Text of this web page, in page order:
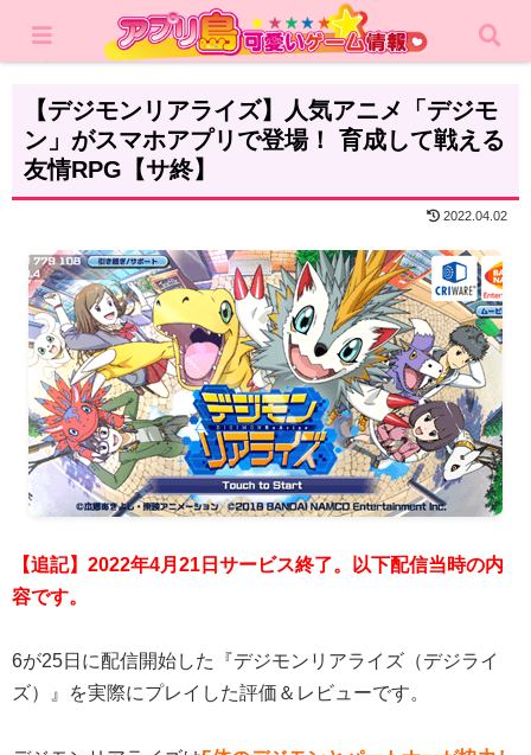
レビュー RPG
【デジモンリアライズ】人気アニメ「デジモ
ン」がスマホアプリで登場！ 育成して戦える
友情RPG【サ終】
2022.04.02
【追記】2022年4月21日サービス終了。以下配信当時の内
容です。
6が25日に配信開始した『デジモンリアライズ（デジライ
ズ）』を実際にプレイした評価＆レビューです。